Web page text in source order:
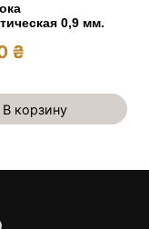
0,9 мм.
₴
В корзину